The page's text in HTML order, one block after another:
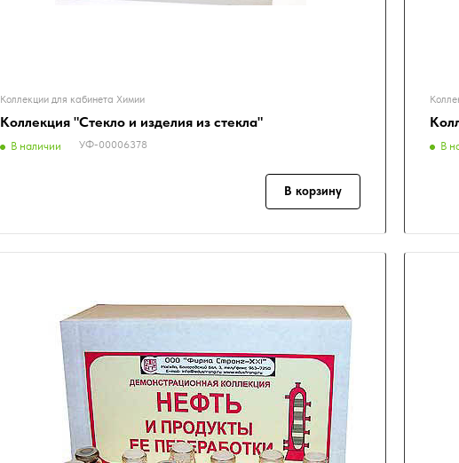
Коллекции для кабинета Химии
Коллекция "Стекло и изделия из стекла"
В наличии УФ-00006378
В корзину
В